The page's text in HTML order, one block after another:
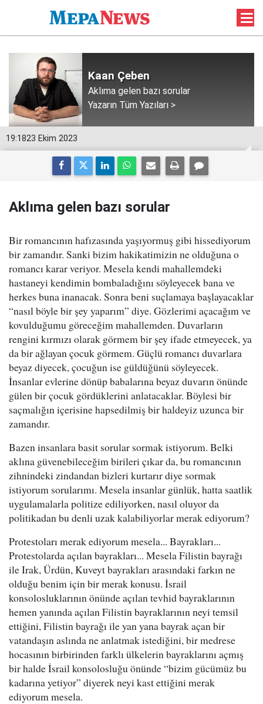
Kaan Çeben
Aklıma gelen bazı sorular
Yazarın Tüm Yazıları >
19:1823 Ekim 2023
Aklıma gelen bazı sorular
Bir romancının hafızasında yaşıyormuş gibi hissediyorum
bir zamandır. Sanki bizim hakikatimizin ne olduğuna o
romancı karar veriyor. Mesela kendi mahallemdeki
hastaneyi kendimin bombaladığını söyleyecek bana ve
herkes buna inanacak. Sonra beni suçlamaya başlayacaklar
“nasıl böyle bir şey yaparım” diye. Gözlerimi açacağım ve
kovulduğumu göreceğim mahallemden. Duvarların
rengini kırmızı olarak görmem bir şey ifade etmeyecek, ya
da bir ağlayan çocuk görmem. Güçlü romancı duvarlara
beyaz diyecek, çocuğun ise güldüğünü söyleyecek.
İnsanlar evlerine dönüp babalarına beyaz duvarın önünde
gülen bir çocuk gördüklerini anlatacaklar. Böylesi bir
saçmalığın içerisine hapsedilmiş bir haldeyiz uzunca bir
zamandır.
Bazen insanlara basit sorular sormak istiyorum. Belki
aklına güvenebileceğim birileri çıkar da, bu romancının
zihnindeki zindandan bizleri kurtarır diye sormak
istiyorum sorularımı. Mesela insanlar günlük, hatta saatlik
uygulamalarla politize ediliyorken, nasıl oluyor da
politikadan bu denli uzak kalabiliyorlar merak ediyorum?
Protestoları merak ediyorum mesela... Bayrakları...
Protestolarda açılan bayrakları... Mesela Filistin bayrağı
ile Irak, Ürdün, Kuveyt bayrakları arasındaki farkın ne
olduğu benim için bir merak konusu. İsrail
konsolosluklarının önünde açılan tevhid bayraklarının
hemen yanında açılan Filistin bayraklarının neyi temsil
ettiğini, Filistin bayrağı ile yan yana bayrak açan bir
vatandaşın aslında ne anlatmak istediğini, bir medrese
hocasının birbirinden farklı ülkelerin bayraklarını açmış
bir halde İsrail konsolosluğu önünde “bizim gücümüz bu
kadarına yetiyor” diyerek neyi kast ettiğini merak
ediyorum mesela.